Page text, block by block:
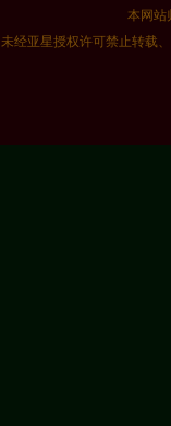
本网站
未经亚星授权许可禁止转载